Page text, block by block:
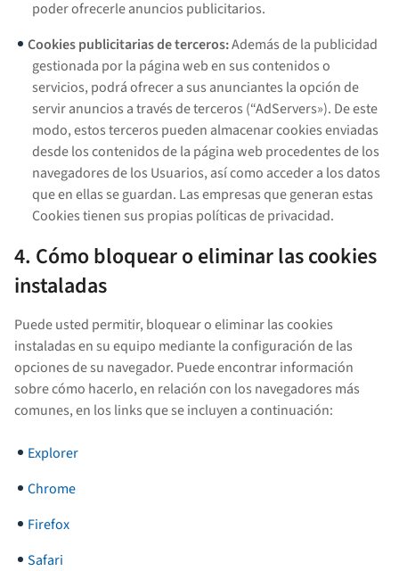
poder ofrecerle anuncios publicitarios.
Cookies publicitarias de terceros:Además de la publicidad
gestionada por la página web en sus contenidos o
servicios, podrá ofrecer a sus anunciantes la opción de
servir anuncios a través de terceros (“AdServers»). De este
modo, estos terceros pueden almacenar cookies enviadas
desde los contenidos de la página web procedentes de los
navegadores de los Usuarios, así como acceder a los datos
que en ellas se guardan. Las empresas que generan estas
Cookies tienen sus propias políticas de privacidad.
4. Cómo bloquear o eliminar las cookies
instaladas
Puede usted permitir, bloquear o eliminar las cookies
instaladas en su equipo mediante la configuración de las
opciones de su navegador. Puede encontrar información
sobre cómo hacerlo, en relación con los navegadores más
comunes, en los links que se incluyen a continuación:
Explorer
Chrome
Firefox
Safari